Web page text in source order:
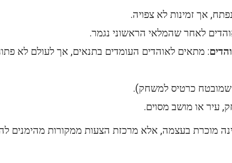
אך זמינות לא צפויה.
לאחר שהמלאי הראשוני נגמר.
: מתאים לאוהדים העומדים בתנאים, אך לעולם לא
שמובטח כרטיס למשחק).
עיר או מושב מסוים.
מוכרת בעצמה, אלא מרכזת הצעות ממקורות מהימנים